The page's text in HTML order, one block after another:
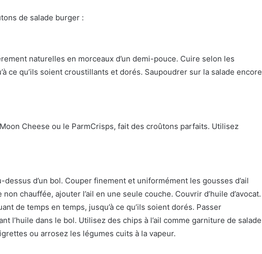
de salade burger :
naturelles en morceaux d’un demi-pouce. Cuire selon les
ce qu’ils soient croustillants et dorés. Saupoudrer sur la salade encore
Cheese ou le ParmCrisps, fait des croûtons parfaits. Utilisez
d’un bol. Couper finement et uniformément les gousses d’ail
chauffée, ajouter l’ail en une seule couche. Couvrir d’huile d’avocat.
de temps en temps, jusqu’à ce qu’ils soient dorés. Passer
l’huile dans le bol. Utilisez des chips à l’ail comme garniture de salade
ou arrosez les légumes cuits à la vapeur.